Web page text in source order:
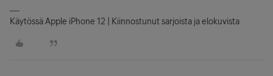
Käytössä Apple iPhone 12 | Kiinnostunut sarjoista ja elokuvista